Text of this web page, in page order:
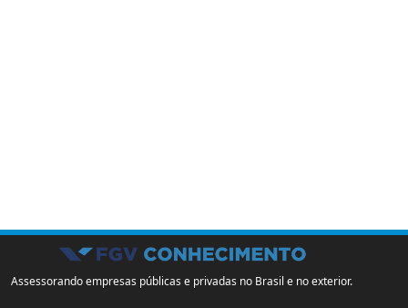
Assessorando empresas públicas e privadas no Brasil e no exterior.